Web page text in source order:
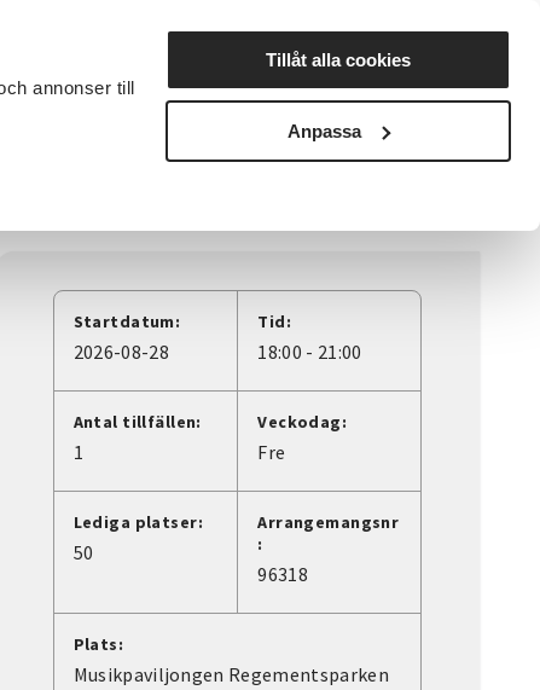
annonser till
Tillåt alla cookies
Anpassa
Nyheter Avdelningar
Startdatum:
2026-08-28
Tid:
18:00 - 21:00
Antal tillfällen:
1
Veckodag:
Fre
Lediga platser:
50
Arrangemangsnr
:
96318
Plats:
Musikpaviljongen Regementsparken